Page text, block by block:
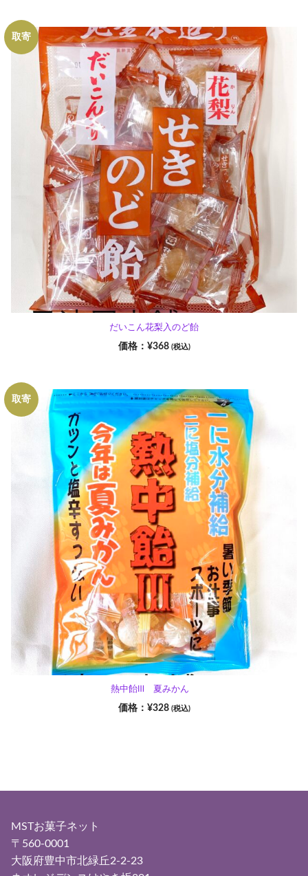
取寄
だいこん花梨入のど飴
¥368 (税込)
取寄
熱中飴Ⅲ 夏みかん
¥328 (税込)
MSTお菓子ネット
〒560-0001
大阪府豊中市北緑丘2-2-23